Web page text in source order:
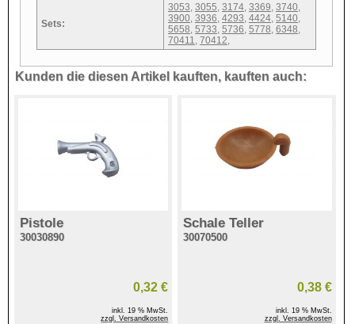
Sets:
3053 3055 3174 3369 3740
3900 3936 4293 4424 5140
5658 5733 5736 5778 6348
70411
70412
Kunden die diesen Artikel kauften, kauften auch:
Pistole
30030890
0,32 €
inkl. 19 % MwSt.
zzgl. Versandkosten
Schale Teller
30070500
0,38 €
inkl. 19 % MwSt.
zzgl. Versandkosten